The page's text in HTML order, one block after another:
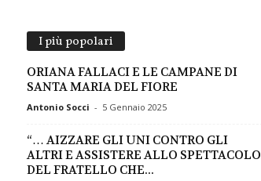
I più popolari
ORIANA FALLACI E LE CAMPANE DI
SANTA MARIA DEL FIORE
Antonio Socci - 5 Gennaio 2025
“… AIZZARE GLI UNI CONTRO GLI
ALTRI E ASSISTERE ALLO SPETTACOLO
DEL FRATELLO CHE...